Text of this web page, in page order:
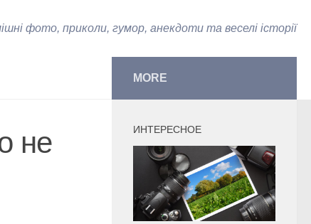
фото, приколи, гумор, анекдоти та веселі історії
не
MORE
ИНТЕРЕСНОЕ